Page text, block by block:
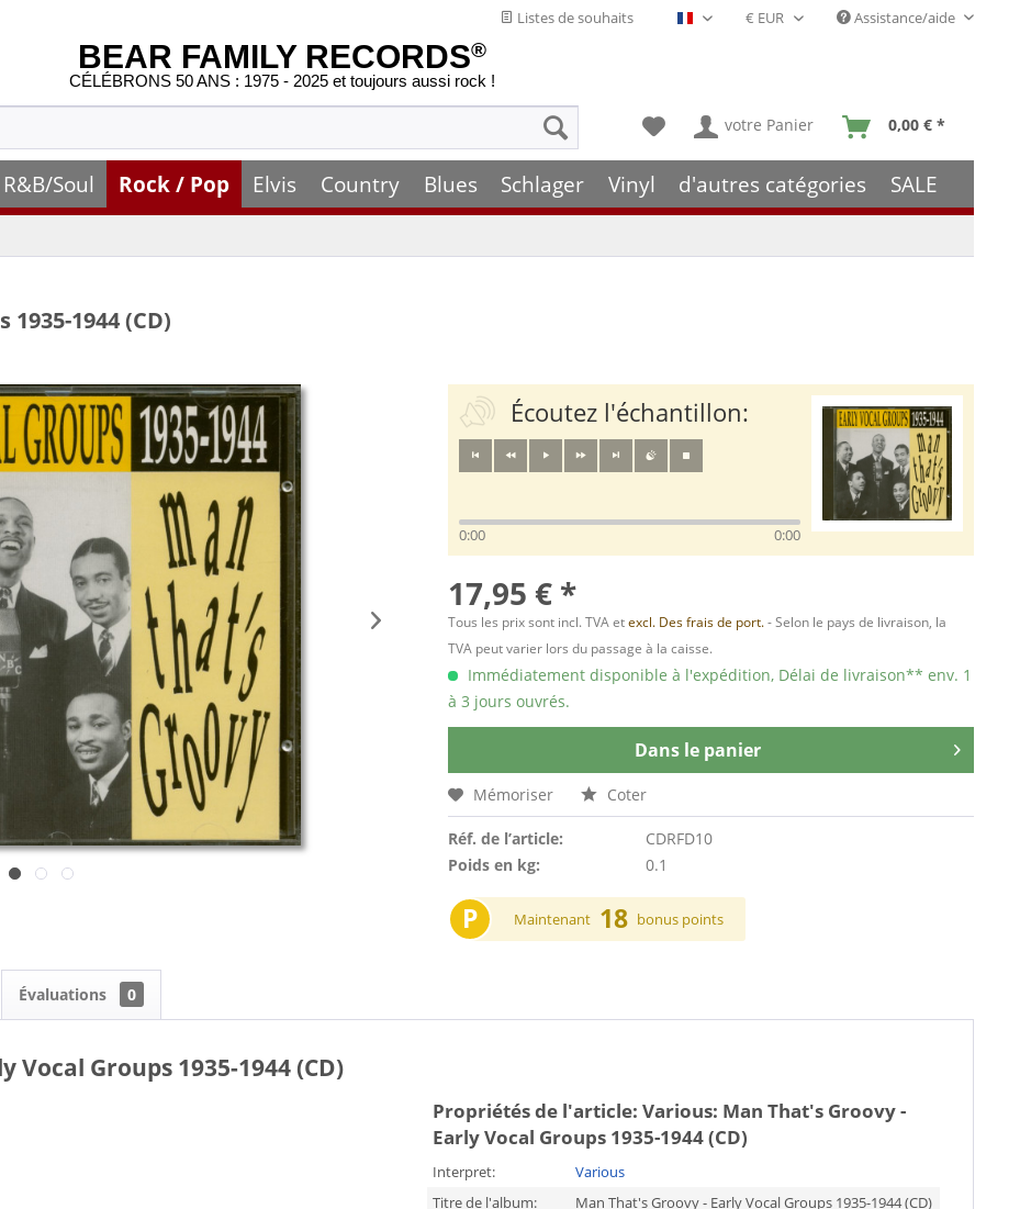
Listes de souhaits Français- FR Assistance/aide
BEAR FAMILY RECORDS®
CÉLÉBRONS 50 ANS : 1975 - 2025 et toujours aussi rock !
votre Panier 0,00 € *
R&B/Soul Rock / Pop Elvis Country Blues Schlager Vinyl d'autres catégories SALE
1944 (CD)
Écoutez l'échantillon:
0:00 0:00
17,95 € *
Tous les prix sont incl. TVA etexcl. Des frais de port.- Selon le pays de livraison, la
TVA peut varier lors du passage à la caisse.
Immédiatement disponible à l'expédition, Délai de livraison** env. 1
à 3 jours ouvrés.
Dans le panier
Mémoriser Coter
Réf. de l’article:
CDRFD10
Poids en kg:
0.1
P Maintenant 18 bonus points
Évaluations 0
Groups 1935-1944 (CD)
Propriétés de l'article: Various: Man That's Groovy -
Early Vocal Groups 1935-1944 (CD)
Interpret:
Various
Titre de l'album:
Man That's Groovy - Early Vocal Groups 1935-1944 (CD)